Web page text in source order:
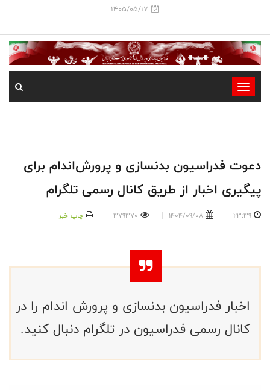
1405/05/17
-
-
-
دعوت فدراسیون بدنسازی و پرورش‌اندام برای
پیگیری اخبار از طریق کانال رسمی تلگرام
23:39
1404/09/08
379370 چاپ خبر
اخبار فدراسیون بدنسازی و پرورش اندام را در
کانال رسمی فدراسیون در تلگرام دنبال کنید.